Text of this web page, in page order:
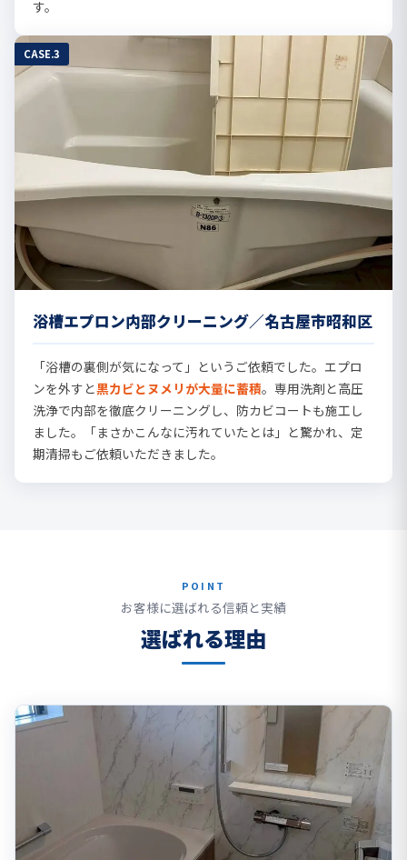
す。
CASE.3
浴槽エプロン内部クリーニング／名古屋市昭和区
「浴槽の裏側が気になって」というご依頼でした。エプロ
ンを外すと黒カビとヌメリが大量に蓄積。専用洗剤と高圧
洗浄で内部を徹底クリーニングし、防カビコートも施工し
ました。「まさかこんなに汚れていたとは」と驚かれ、定
期清掃もご依頼いただきました。
POINT
お客様に選ばれる信頼と実績
選ばれる理由